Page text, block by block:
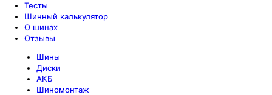
Тесты
Шинный калькулятор
О шинах
Отзывы
Шины
Диски
АКБ
Шиномонтаж